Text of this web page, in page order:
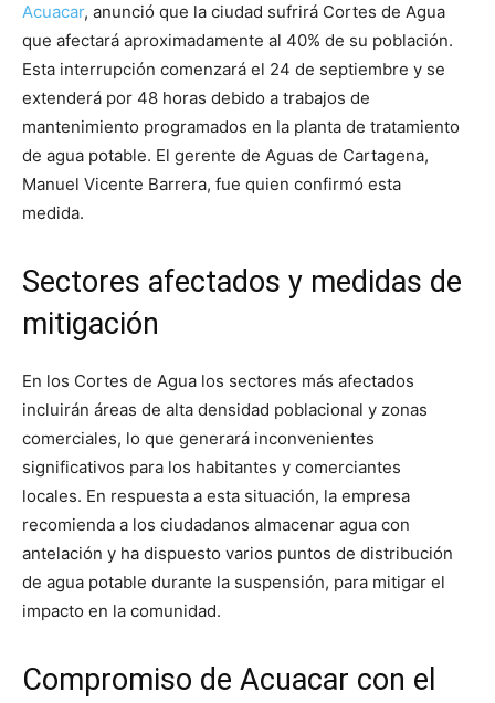
Acuacar, anunció que la ciudad sufrirá Cortes de Agua
que afectará aproximadamente al 40% de su población.
Esta interrupción comenzará el 24 de septiembre y se
extenderá por 48 horas debido a trabajos de
mantenimiento programados en la planta de tratamiento
de agua potable. El gerente de Aguas de Cartagena,
Manuel Vicente Barrera, fue quien confirmó esta
medida.
Sectores afectados y medidas de
mitigación
En los Cortes de Agua los sectores más afectados
incluirán áreas de alta densidad poblacional y zonas
comerciales, lo que generará inconvenientes
significativos para los habitantes y comerciantes
locales. En respuesta a esta situación, la empresa
recomienda a los ciudadanos almacenar agua con
antelación y ha dispuesto varios puntos de distribución
de agua potable durante la suspensión, para mitigar el
impacto en la comunidad.
Compromiso de Acuacar con el